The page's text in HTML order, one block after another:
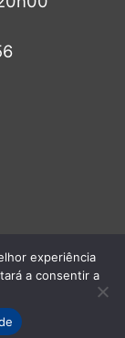
-
experiência
a consentir a